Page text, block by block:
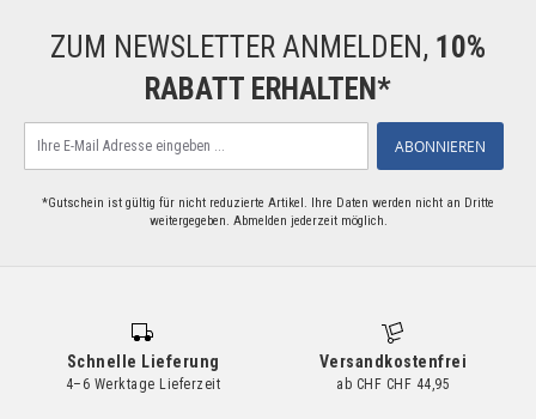
ZUM NEWSLETTER ANMELDEN, 10%
RABATT ERHALTEN*
Sie
ABONNIEREN
*Gutschein ist gültig für nicht reduzierte Artikel. Ihre Daten werden nicht an Dritte
weitergegeben. Abmelden jederzeit möglich.
Schnelle Lieferung
4–6 Werktage Lieferzeit
Versandkostenfrei
ab CHF CHF 44,95